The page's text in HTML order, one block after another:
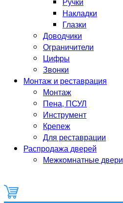
Накладки
Глазки
Доводчики
Ограничители
Цифры
Звонки
Монтаж и реставрация
Монтаж
Пена, ПСУЛ
Инструмент
Крепеж
Для реставрации
Распродажа дверей
Межкомнатные двери